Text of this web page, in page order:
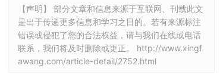
【声明】 部分文章和信息来源于互联网、刊载此文
是出于传递更多信息和学习之目的。若有来源标注
错误或侵犯了您的合法权益，请与我们在线或电话
联系，我们将及时删除或更正。 http://www.xingf
awang.com/article-detail/2752.html